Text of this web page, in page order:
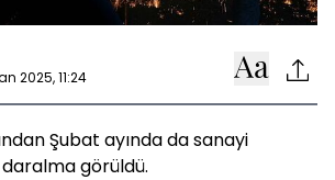
2025, 11:24
Şubat ayında da sanayi
görüldü.